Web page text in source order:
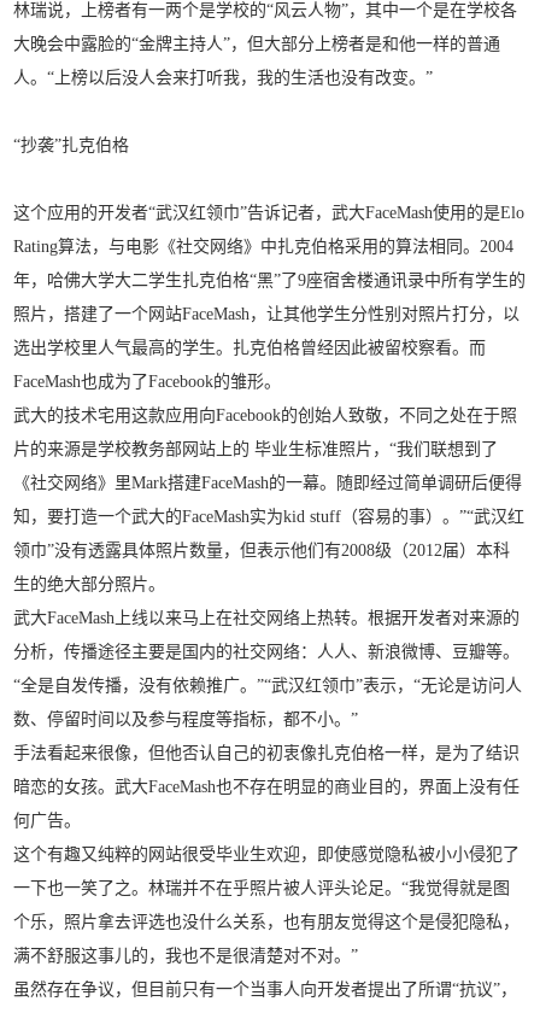
林瑞说，上榜者有一两个是学校的“风云人物”，其中一个是在学校各
大晚会中露脸的“金牌主持人”，但大部分上榜者是和他一样的普通
人。“上榜以后没人会来打听我，我的生活也没有改变。”
“抄袭”扎克伯格
这个应用的开发者“武汉红领巾”告诉记者，武大FaceMash使用的是Elo
Rating算法，与电影《社交网络》中扎克伯格采用的算法相同。2004
年，哈佛大学大二学生扎克伯格“黑”了9座宿舍楼通讯录中所有学生的
照片，搭建了一个网站FaceMash，让其他学生分性别对照片打分，以
选出学校里人气最高的学生。扎克伯格曾经因此被留校察看。而
FaceMash也成为了Facebook的雏形。
武大的技术宅用这款应用向Facebook的创始人致敬，不同之处在于照
片的来源是学校教务部网站上的 毕业生标准照片，“我们联想到了
《社交网络》里Mark搭建FaceMash的一幕。随即经过简单调研后便得
知，要打造一个武大的FaceMash实为kid stuff（容易的事）。”“武汉红
领巾”没有透露具体照片数量，但表示他们有2008级（2012届）本科
生的绝大部分照片。
武大FaceMash上线以来马上在社交网络上热转。根据开发者对来源的
分析，传播途径主要是国内的社交网络：人人、新浪微博、豆瓣等。
“全是自发传播，没有依赖推广。”“武汉红领巾”表示，“无论是访问人
数、停留时间以及参与程度等指标，都不小。”
手法看起来很像，但他否认自己的初衷像扎克伯格一样，是为了结识
暗恋的女孩。武大FaceMash也不存在明显的商业目的，界面上没有任
何广告。
这个有趣又纯粹的网站很受毕业生欢迎，即使感觉隐私被小小侵犯了
一下也一笑了之。林瑞并不在乎照片被人评头论足。“我觉得就是图
个乐，照片拿去评选也没什么关系，也有朋友觉得这个是侵犯隐私，
满不舒服这事儿的，我也不是很清楚对不对。”
虽然存在争议，但目前只有一个当事人向开发者提出了所谓“抗议”，